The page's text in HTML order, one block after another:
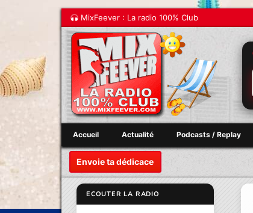
MixFeever : La radio 100% Club
Accueil Actualité Podcasts / Replay
Envoie ta dédicace
ECOUTER LA RADIO